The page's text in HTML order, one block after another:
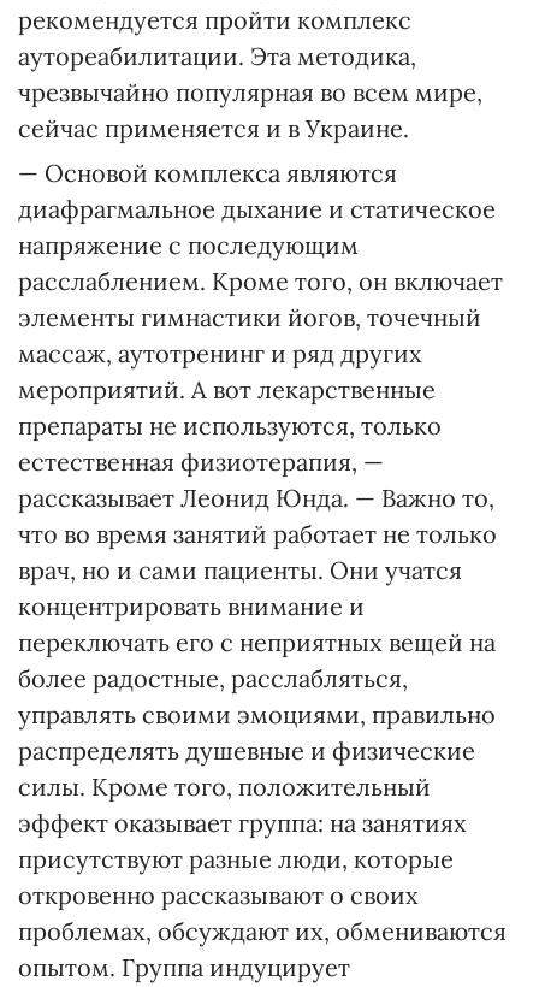
рекомендуется пройти комплекс
аутореабилитации. Эта методика,
чрезвычайно популярная во всем мире,
сейчас применяется и в Украине.
— Основой комплекса являются
диафрагмальное дыхание и статическое
напряжение с последующим
расслаблением. Кроме того, он включает
элементы гимнастики йогов, точечный
массаж, аутотренинг и ряд других
мероприятий. А вот лекарственные
препараты не используются, только
естественная физиотерапия, —
рассказывает Леонид Юнда. — Важно то,
что во время занятий работает не только
врач, но и сами пациенты. Они учатся
концентрировать внимание и
переключать его с неприятных вещей на
более радостные, расслабляться,
управлять своими эмоциями, правильно
распределять душевные и физические
силы. Кроме того, положительный
эффект оказывает группа: на занятиях
присутствуют разные люди, которые
откровенно рассказывают о своих
проблемах, обсуждают их, обмениваются
опытом. Группа индуцирует